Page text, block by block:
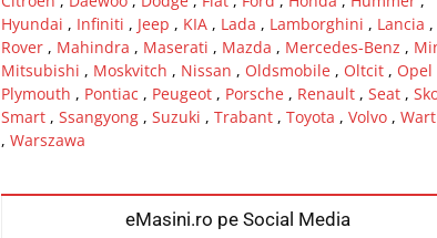
Hyundai , Infiniti , Jeep , KIA, Lada , Lamborghini , Lancia ,
Rover, Mahindra , Maserati , Mazda , Mercedes-Benz ,
Mitsubishi , Moskvitch , Nissan , Oldsmobile, Oltcit, Opel
Plymouth , Pontiac , Peugeot, Porsche, Renault, Seat,
Smart, Ssangyong, Suzuki , Trabant, Toyota , Volvo,
, Warszawa
eMasini.ro pe Social Media